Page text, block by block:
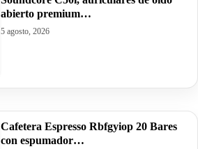
abierto premium…
5 agosto, 2026
Cafetera Espresso Rbfgyiop 20 Bares
con espumador…